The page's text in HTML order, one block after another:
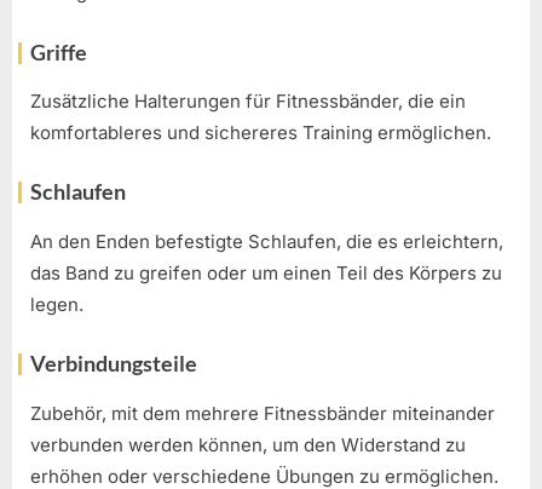
Griffe
Zusätzliche Halterungen für Fitnessbänder, die ein
komfortableres und sichereres Training ermöglichen.
Schlaufen
An den Enden befestigte Schlaufen, die es erleichtern,
das Band zu greifen oder um einen Teil des Körpers zu
legen.
Verbindungsteile
Zubehör, mit dem mehrere Fitnessbänder miteinander
verbunden werden können, um den Widerstand zu
erhöhen oder verschiedene Übungen zu ermöglichen.